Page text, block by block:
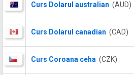
Curs Dolarul australian (AUD)
Curs Dolarul canadian (CAD)
Curs Coroana ceha (CZK)